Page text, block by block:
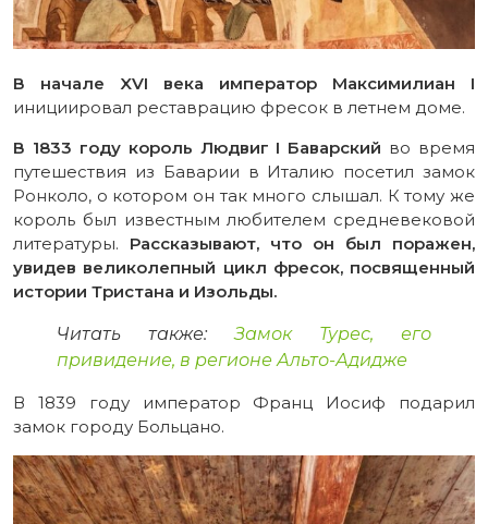
В начале XVI века император Максимилиан I
инициировал реставрацию фресок в летнем доме.
В 1833 году король Людвиг I Баварский во время
путешествия из Баварии в Италию посетил замок
Ронколо, о котором он так много слышал. К тому же
король был известным любителем средневековой
литературы. Рассказывают, что он был поражен,
увидев великолепный цикл фресок, посвященный
истории Тристана и Изольды.
Читать также:Замок Турес, его
привидение, в регионе Альто-Адидже
В 1839 году император Франц Иосиф подарил
замок городу Больцано.